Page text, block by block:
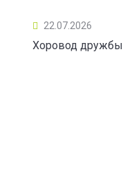
22.07.2026
Хоровод дружбы